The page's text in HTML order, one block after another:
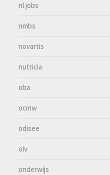
nl jobs
nmbs
novartis
nutricia
oba
ocmw
odisee
olv
onderwijs